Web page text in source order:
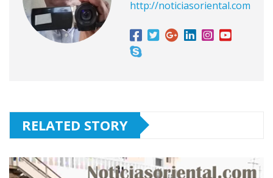
http://noticiasoriental.com
RELATED STORY